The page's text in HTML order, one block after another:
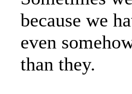
because we
even
than they.